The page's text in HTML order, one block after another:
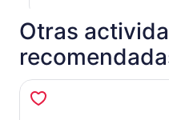
Otras